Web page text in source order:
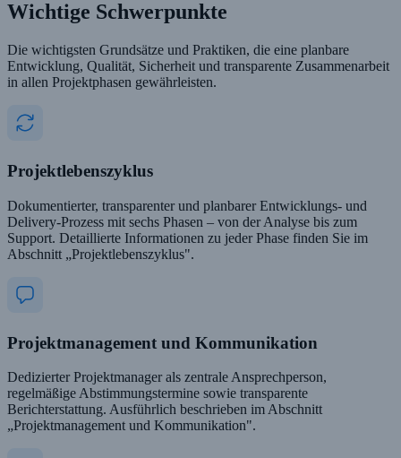
Wichtige Schwerpunkte
Die wichtigsten Grundsätze und Praktiken, die eine planbare
Entwicklung, Qualität, Sicherheit und transparente Zusammenarbeit
in allen Projektphasen gewährleisten.
Projektlebenszyklus
Dokumentierter, transparenter und planbarer Entwicklungs- und
Delivery-Prozess mit sechs Phasen – von der Analyse bis zum
Support. Detaillierte Informationen zu jeder Phase finden Sie im
Abschnitt „Projektlebenszyklus".
Projektmanagement und Kommunikation
Dedizierter Projektmanager als zentrale Ansprechperson,
regelmäßige Abstimmungstermine sowie transparente
Berichterstattung. Ausführlich beschrieben im Abschnitt
„Projektmanagement und Kommunikation".